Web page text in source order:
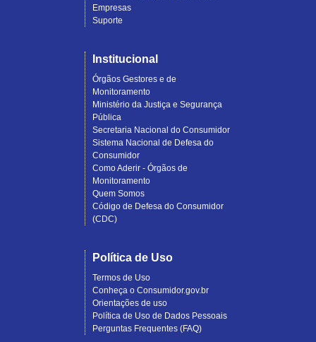
Empresas
Suporte
Institucional
Órgãos Gestores e de
Monitoramento
Ministério da Justiça e Segurança
Pública
Secretaria Nacional do Consumidor
Sistema Nacional de Defesa do
Consumidor
Como Aderir - Órgãos de
Monitoramento
Quem Somos
Código de Defesa do Consumidor
(CDC)
Política de Uso
Termos de Uso
Conheça o Consumidor.gov.br
Orientações de uso
Política de Uso de Dados Pessoais
Perguntas Frequentes (FAQ)